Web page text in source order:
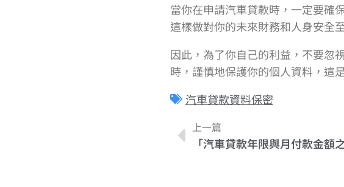
當你在申請汽車貸款時，一定要確
這樣做對你的未來財務和人身安全
因此，為了你自己的利益，不要忽
時，謹慎地保護你的個人資料，這
汽車貸款資料保密
上一篇
「汽車貸款年限與月付款金額